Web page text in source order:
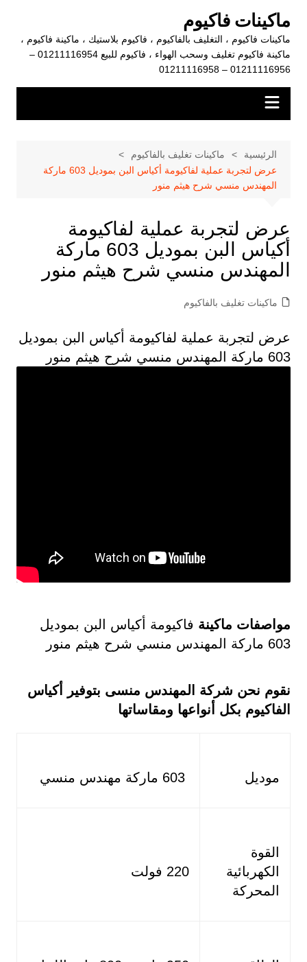
المحتوى
ماكينات فاكيوم
ماكينات فاكيوم ، التغليف بالفاكيوم ، فاكيوم بلاستيك ، ماكينة فاكيوم ،
ماكينة فاكيوم تغليف وسحب الهواء ، فاكيوم للبيع 01211116954 –
01211116956 – 01211116958
الرئيسية
ماكينات تغليف بالفاكيوم
عرض لتجربة عملية لفاكيومة أكياس البن بموديل 603 ماركة
المهندس منسي شرح هيثم منور
عرض لتجربة عملية لفاكيومة
أكياس البن بموديل 603 ماركة
المهندس منسي شرح هيثم منور
ماكينات تغليف بالفاكيوم
عرض لتجربة عملية لفاكيومة أكياس البن بموديل
603 ماركة المهندس منسي شرح هيثم منور
مواصفات ماكينة فاكيومة أكياس البن بموديل
603 ماركة المهندس منسي شرح هيثم منور
نقوم نحن شركة المهندس منسى بتوفير أكياس
الفاكيوم بكل أنواعها ومقاساتها
موديل
القوة
الكهربائية
المحركة
220 فولت